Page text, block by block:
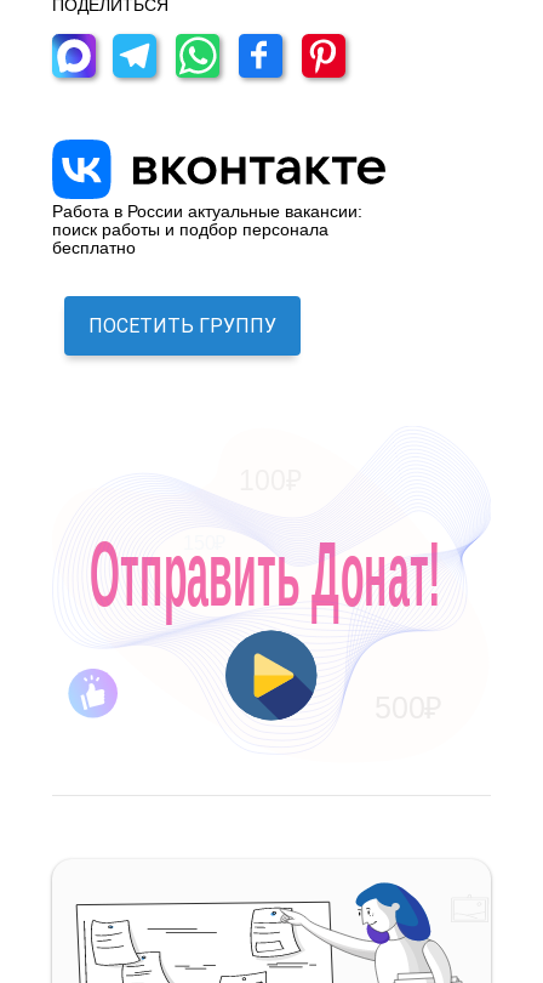
ПОДЕЛИТЬСЯ
Работа в России актуальные вакансии:
поиск работы и подбор персонала
бесплатно
ПОСЕТИТЬ ГРУППУ